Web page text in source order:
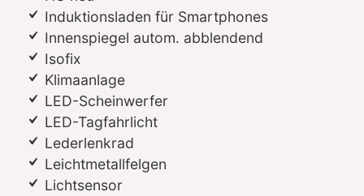
Induktionsladen für Smartphones
Innenspiegel autom. abblendend
Isofix
Klimaanlage
LED-Scheinwerfer
LED-Tagfahrlicht
Lederlenkrad
Leichtmetallfelgen
Lichtsensor